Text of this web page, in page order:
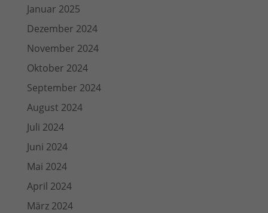
Januar 2025
Dezember 2024
November 2024
Oktober 2024
September 2024
August 2024
Juli 2024
Juni 2024
Mai 2024
April 2024
März 2024